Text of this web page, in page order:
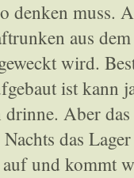
denken muss.
aus
wird.
ist kann
Aber
das
auf und kommt